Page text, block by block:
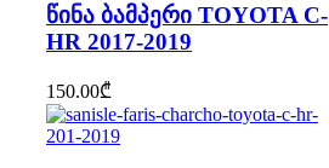
წინა ბამპერი TOYOTA C-
HR 2017-2019
150.00₾